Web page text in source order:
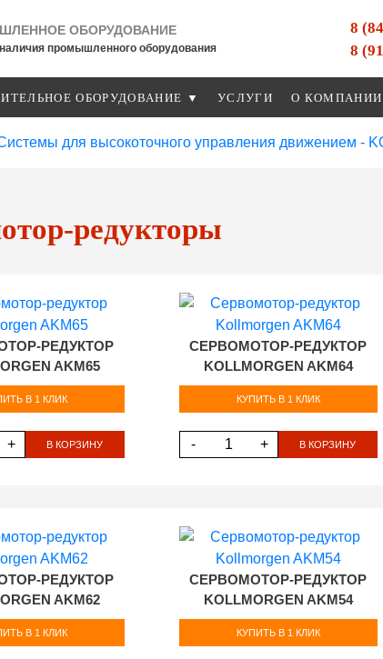
ОБОРУДОВАНИЕ
наличия промышленного оборудования
8
8
ОБОРУДОВАНИЕ ▼ УСЛУГИ О КОМПАНИИ
для высокоточного управления движением -
редукторы
РЕДУКТОР
AKM65
В 1 КЛИК
+ В КОРЗИНУ
СЕРВОМОТОР-РЕДУКТОР
KOLLMORGEN AKM64
КУПИТЬ В 1 КЛИК
- + В КОРЗИНУ
РЕДУКТОР
AKM62
В 1 КЛИК
СЕРВОМОТОР-РЕДУКТОР
KOLLMORGEN AKM54
КУПИТЬ В 1 КЛИК